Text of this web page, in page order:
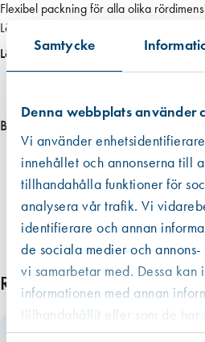
Samtycke
Denna webbplats använder
Vi använder
innehållet och annonserna till
tillhandahålla funktioner för
analysera vår trafik. Vi
identifierare och annan
de sociala medier och
vi samarbetar med. Dessa kan
informationen med annan
tillhandahållit eller som de har
använt deras tjänster.
g
Bilagor
6579__Monteringsanvisning
6579__Produktblad
6579__Systembroschyr
Flexibel packning för alla olika
Lätt, snabb och säker montering
Kräver inga specialverktyg
Lufttäthet för spirorör 0,07 l/s per/st. vid
Rörkrage 345 har markeringar som
80 till 200 mm. Totalmått 345×345 mm.
Läs mer
Relaterade produkter